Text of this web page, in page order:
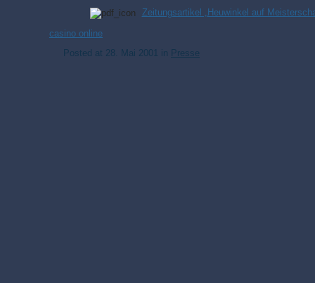
Zeitungsartikel „Heuwinkel auf
casino online
Posted at 28. Mai 2001 in Presse